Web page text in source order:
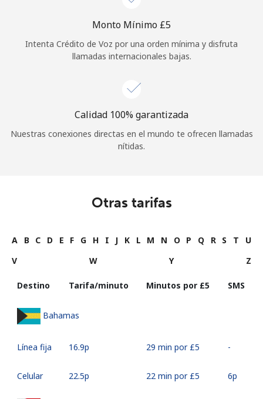
Continuar con
Monto Mínimo ⁦£5⁩
Intenta Crédito de Voz por una orden mínima y disfruta
llamadas internacionales bajas.
Calidad 100% garantizada
Nuestras conexiones directas en el mundo te ofrecen llamadas
nítidas.
Otras tarifas
A B C D E F G H I J K L M N O P Q R S T
U
V
W Y Z
Destino Tarifa/minuto Minutos por ⁦£5⁩ SMS
Bahamas
Línea fija ⁦16.9p⁩ 29 min por ⁦£5⁩ -
Celular ⁦22.5p⁩ 22 min por ⁦£5⁩ ⁦6p⁩